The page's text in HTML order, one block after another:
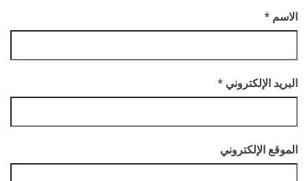
الاسم *
البريد الإلكتروني *
الموقع الإلكتروني